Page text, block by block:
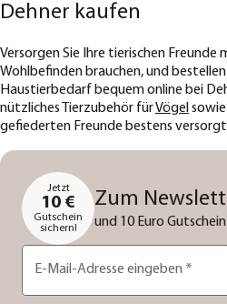
Dehner kaufen
Versorgen Sie Ihre tierischen Freunde
Wohlbefinden brauchen, und
Haustierbedarf bequem online bei
nützliches Tierzubehör fürVögel
gefiederten Freunde bestens versorgt
Jetzt
10 €
Gutschein
sichern!
Zum
und 10 Euro Gutschein
E-Mail-Adresse eingeben *